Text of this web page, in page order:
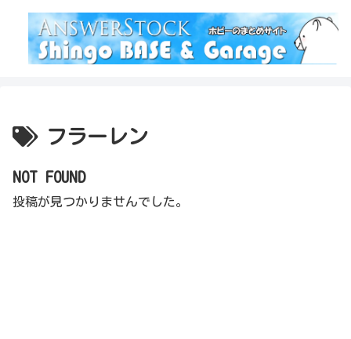
フラーレン
NOT FOUND
投稿が見つかりませんでした。